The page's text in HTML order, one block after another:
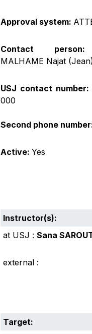
Approval system:
Contact
MALHAME Najat
USJ contact number:
000
Second phone
Active: Yes
Instructor(s):
at USJ : Sana
external :
Target: